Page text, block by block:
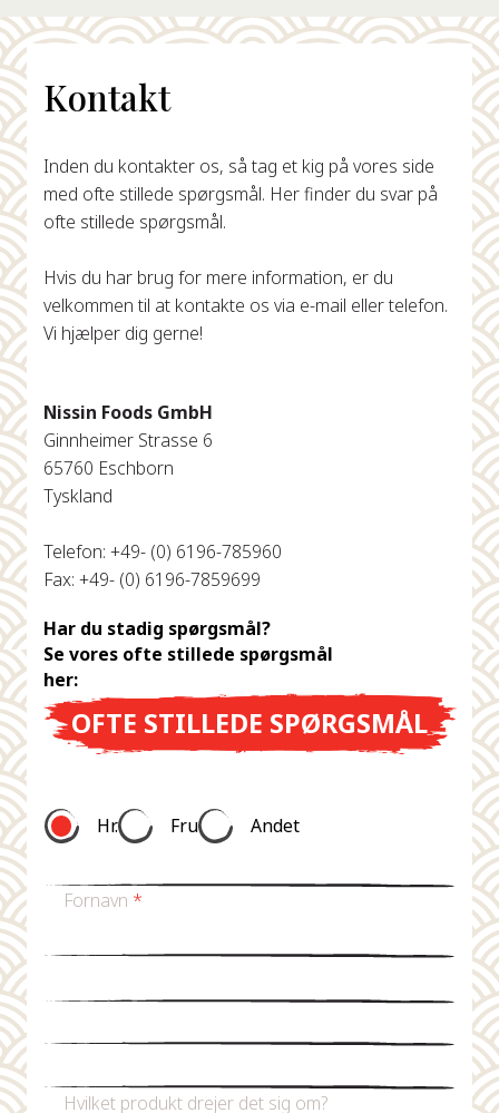
Kontakt
Inden du kontakter os, så tag et kig på vores side
med ofte stillede spørgsmål. Her finder du svar på
ofte stillede spørgsmål.
Hvis du har brug for mere information, er du
velkommen til at kontakte os via e-mail eller telefon.
Vi hjælper dig gerne!
Nissin Foods GmbH
Ginnheimer Strasse 6
65760 Eschborn
Tyskland
Telefon: +49- (0) 6196-785960
Fax: +49- (0) 6196-7859699
Har du stadig spørgsmål?
Se vores ofte stillede spørgsmål
her:
OFTE STILLEDE SPØRGSMÅL
Hr. Fru Andet
Fornavn *
Hvilket produkt drejer det sig om?